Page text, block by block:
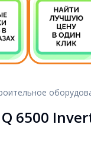
6500